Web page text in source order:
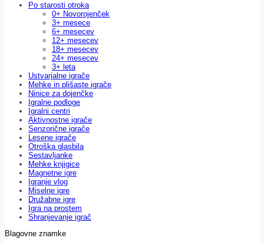
Po starosti otroka
0+ Novorojenček
3+ mesece
6+ mesecev
12+ mesecev
18+ mesecev
24+ mesecev
3+ leta
Ustvarjalne igrače
Mehke in plišaste igrače
Ninice za dojenčke
Igralne podloge
Igralni centri
Aktivnostne igrače
Senzorične igrače
Lesene igrače
Otroška glasbila
Sestavljanke
Mehke knjigice
Magnetne igre
Igranje vlog
Miselne igre
Družabne igre
Igra na prostem
Shranjevanje igrač
Blagovne znamke